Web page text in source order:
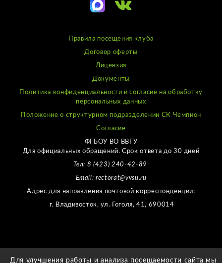
Для улучшения работы и анализа посещаемости сайта мы
Правила посещения клуба
Договор оферты
Лицензия
Документы
Политика конфиденциальности и согласие на обработку
персональных данных
Положение о структурном подразделении СК Чемпион
Согласие
ФГБОУ ВО ВВГУ
Для официальных обращений. Срок ответа до 30 дней
Тел: 8 (423) 240-42-89
Email: rectorat@vvsu.ru
Адрес для направления почтовой корреспонденции:
г. Владивосток, ул. Гоголя, 41, 690014